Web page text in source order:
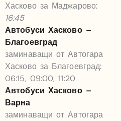
Хасково за Маджарово:
16:45
Автобуси Хасково –
Благоевград
заминаващи от Автогара
Хасково за Благоевград:
06:15, 09:00, 11:20
Автобуси Хасково –
Варна
заминаващи от Автогара